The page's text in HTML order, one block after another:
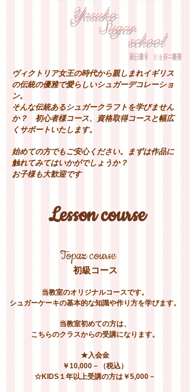
Yasuko
Sugar
school
田口泰子 シュガー教室
ヴィクトリア女王の時代から親しまれイギリス
の伝統の優雅で愛らしいシュガーデコレーショ
ン。
そんな伝統あるシュガークラフトを学びません
か？ 初心者様コース、資格取得コースと幅広
くサポートいたします。
始めての方でもご安心ください。まずは作品に
触れてみてはいかがでしょうか？
お子様も大歓迎です
Lesson course
Topaz course
初級コース
当教室のオリジナルコースです。
シュガーケーキの基本的な知識や作り方を学びます。
当教室初めての方は、
こちらのクラスからの受講になります。
★入会金
￥10,000－（税込）
☆KIDS１年以上受講の方は￥5,000－